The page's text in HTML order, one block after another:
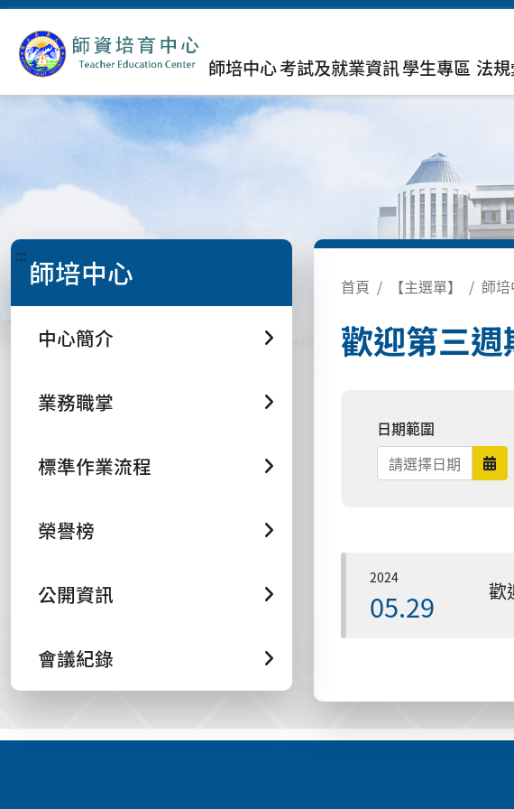
師培中心考試及就業資訊學生專區 法
::: 師培中心
中心簡介
業務職掌
標準作業流程
榮譽榜
公開資訊
會議紀錄
首頁 【主選單】 師
歡迎第三
日期範圍
日
2024
05.29 歡